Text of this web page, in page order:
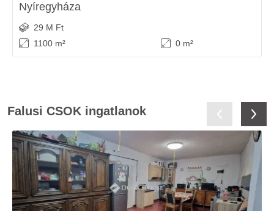
Nyíregyháza
29 M Ft
1100 m²
0 m²
Falusi CSOK ingatlanok